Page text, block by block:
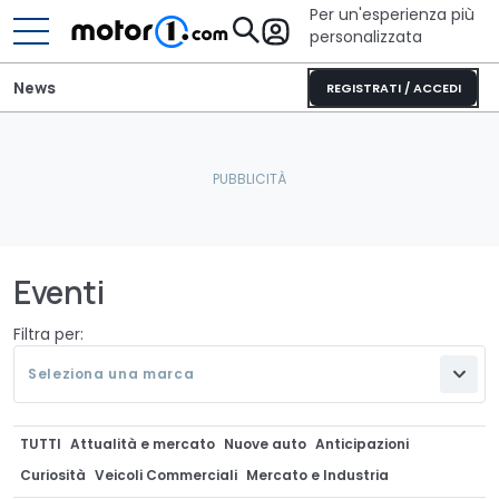
Per un'esperienza più
personalizzata
REGISTRATI / ACCEDI
News
Eventi
Filtra per:
Seleziona una marca
TUTTI Attualità e mercato Nuove auto Anticipazioni
Curiosità Veicoli Commerciali Mercato e Industria